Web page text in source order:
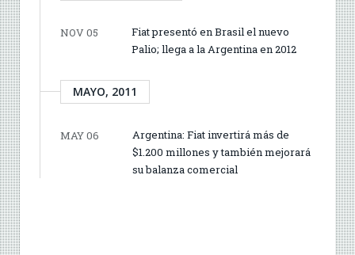
NOV 05
Fiat presentó en Brasil el nuevo
Palio; llega a la Argentina en 2012
MAYO, 2011
MAY 06
Argentina: Fiat invertirá más de
$1.200 millones y también mejorará
su balanza comercial